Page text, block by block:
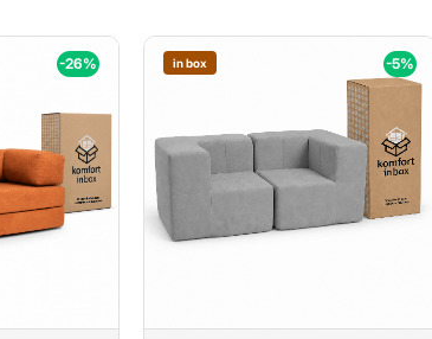
-26% in box -5%